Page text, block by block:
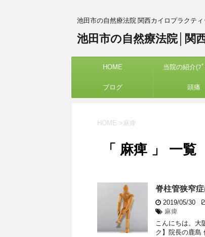
池田市の自然療法院 関西カイロプラクテ
池田市の自然療法院│関
HOME 当院の紹介(ﾌ
ブログ 頭痛
HOME > 麻痺
「 麻痺 」 一覧
脊柱管狭窄
2019/05/30
麻痺
こんにちは。大
ク】院長の鹿島